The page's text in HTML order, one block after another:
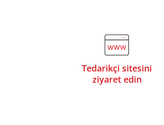
Tedarikçi sitesini
ziyaret edin